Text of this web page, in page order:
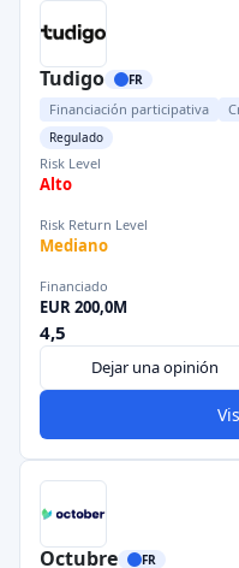
Tudigo FR
Financiación participativa
Regulado
Risk Level
Alto
Risk Return Level
Mediano
Financiado
EUR 200,0M
4,5
Dejar una opinión
Octubre FR